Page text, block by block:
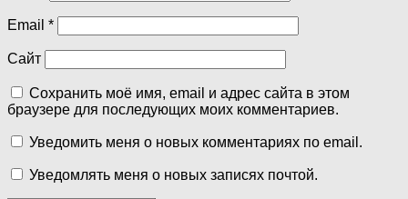
Email *
Сайт
Сохранить моё имя, email и адрес сайта в этом
браузере для последующих моих комментариев.
Уведомить меня о новых комментариях по email.
Уведомлять меня о новых записях почтой.